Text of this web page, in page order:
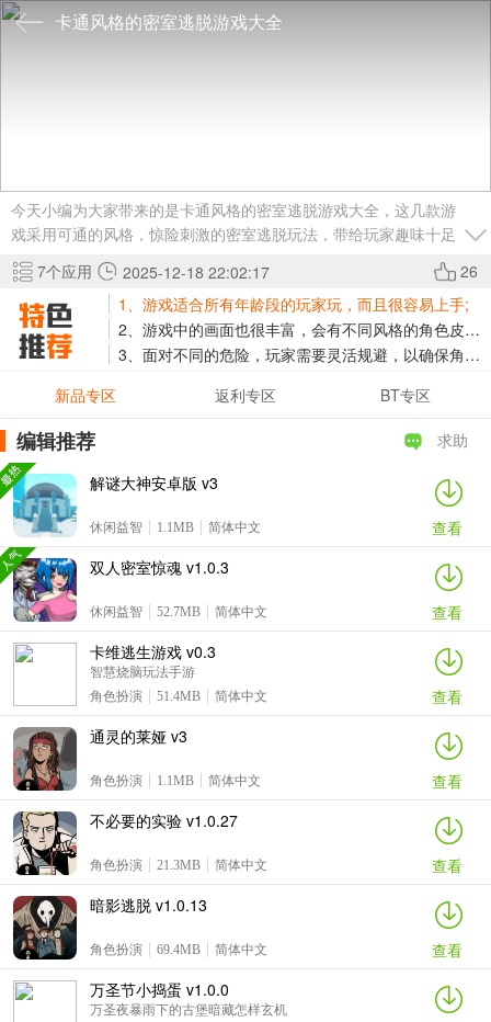
卡通风格的密室逃脱游戏大全
今天小编为大家带来的是卡通风格的密室逃脱游戏大全，这几款游
戏采用可通的风格，惊险刺激的密室逃脱玩法，带给玩家趣味十足
的游戏体验，其中最具有代表性的就是卡维逃生，对这类游戏感兴
趣的小伙伴，快来下载游玩吧！
7个应用 2025-12-18 22:02:17
26
1、游戏适合所有年龄段的玩家玩，而且很容易上手;
2、游戏中的画面也很丰富，会有不同风格的角色皮肤;
3、面对不同的危险，玩家需要灵活规避，以确保角色的安全。
新品专区
返利专区 BT专区
编辑推荐
解谜大神安卓版 v3
休闲益智 1.1MB 简体中文
查看
双人密室惊魂 v1.0.3
休闲益智 52.7MB 简体中文
查看
卡维逃生游戏 v0.3
智慧烧脑玩法手游
角色扮演
51.4MB 简体中文
查看
通灵的莱娅 v3
角色扮演 1.1MB 简体中文
查看
不必要的实验 v1.0.27
角色扮演 21.3MB 简体中文
查看
暗影逃脱 v1.0.13
角色扮演 69.4MB 简体中文
查看
万圣节小捣蛋 v1.0.0
万圣夜暴雨下的古堡暗藏怎样玄机
求助